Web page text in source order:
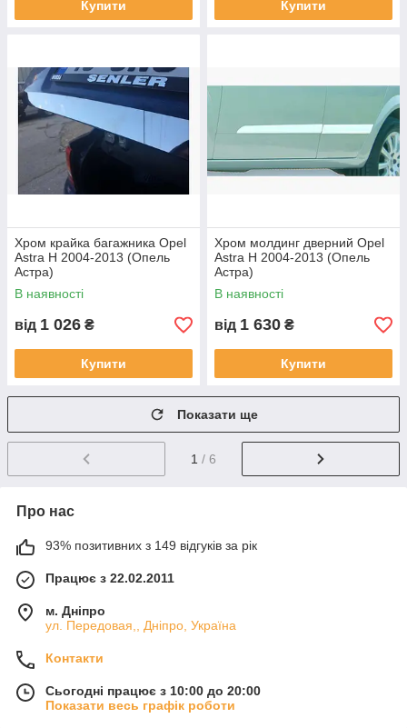
Купити Купити
Хром крайка багажника Opel
Astra H 2004-2013 (Опель
Астра)
В наявності
від 1 026 ₴
Купити
Хром молдинг дверний Opel
Astra H 2004-2013 (Опель
Астра)
В наявності
від 1 630 ₴
Купити
Показати ще
1 / 6
Про нас
93% позитивних з 149 відгуків за рік
Працює з 22.02.2011
м. Дніпро
ул. Передовая,, Дніпро, Україна
Контакти
Сьогодні працює з 10:00 до 20:00
Показати весь графік роботи